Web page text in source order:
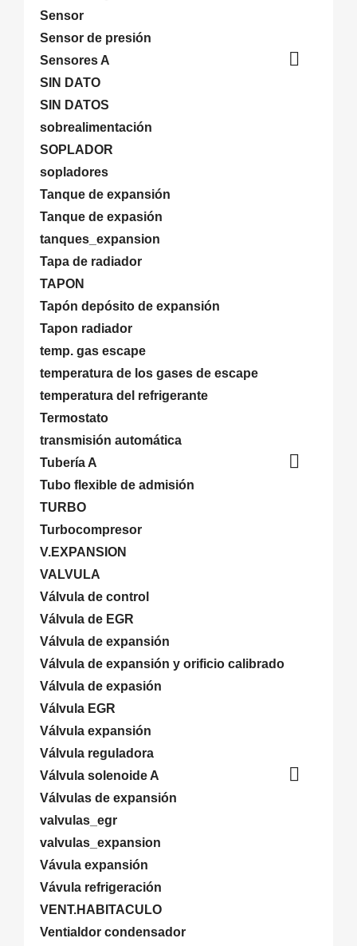
Sensor
Sensor de presión
Sensores A

SIN DATO
SIN DATOS
sobrealimentación
SOPLADOR
sopladores
Tanque de expansión
Tanque de expasión
tanques_expansion
Tapa de radiador
TAPON
Tapón depósito de expansión
Tapon radiador
temp. gas escape
temperatura de los gases de escape
temperatura del refrigerante
Termostato
transmisión automática
Tubería A

Tubo flexible de admisión
TURBO
Turbocompresor
V.EXPANSION
VALVULA
Válvula de control
Válvula de EGR
Válvula de expansión
Válvula de expansión y orificio calibrado
Válvula de expasión
Válvula EGR
Válvula expansión
Válvula reguladora
Válvula solenoide A

Válvulas de expansión
valvulas_egr
valvulas_expansion
Vávula expansión
Vávula refrigeración
VENT.HABITACULO
Ventialdor condensador